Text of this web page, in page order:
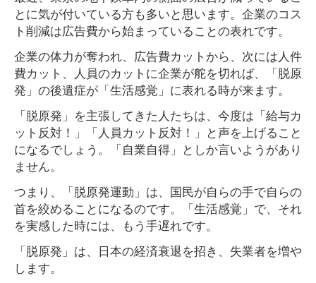
とに気が付いている方も多いと思います。企業のコス
ト削減は広告費から始まっていることの表れです。
企業の体力が奪われ、広告費カットから、次には人件
費カット、人員のカットに企業が舵を切れば、「脱原
発」の後遺症が「生活感覚」に表れる時が来ます。
「脱原発」を主張してきた人たちは、今度は「給与カ
ット反対！」「人員カット反対！」と声を上げること
になるでしょう。「自業自得」としか言いようがあり
ません。
つまり、「脱原発運動」は、国民が自らの手で自らの
首を絞めることになるのです。「生活感覚」で、それ
を実感した時には、もう手遅れです。
「脱原発」は、日本の経済衰退を招き、失業者を増や
します。